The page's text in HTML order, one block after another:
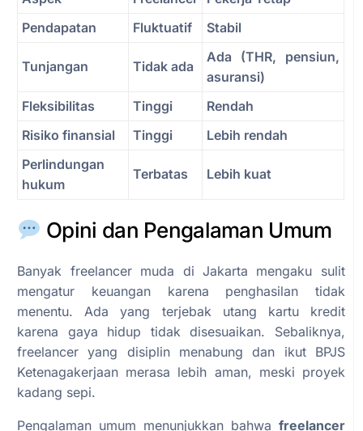
Pendapatan
Fluktuatif Stabil
Tunjangan Tidak ada
Ada (THR, pensiun,
asuransi)
Fleksibilitas
Tinggi
Rendah
Risiko finansial
Tinggi
Lebih rendah
Perlindungan
hukum
Terbatas Lebih kuat
Opini dan Pengalaman Umum
Banyak freelancer muda di Jakarta mengaku sulit
mengatur keuangan karena penghasilan tidak
menentu. Ada yang terjebak utang kartu kredit
karena gaya hidup tidak disesuaikan. Sebaliknya,
freelancer yang disiplin menabung dan ikut BPJS
Ketenagakerjaan merasa lebih aman, meski proyek
kadang sepi.
Pengalaman umum menunjukkan bahwa freelancer